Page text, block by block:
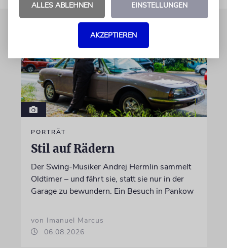
PORTRÄT
Stil auf Rädern
Der Swing-Musiker Andrej Hermlin sammelt
Oldtimer – und fährt sie, statt sie nur in der
Garage zu bewundern. Ein Besuch in Pankow
von Imanuel Marcus
06.08.2026
ALLES ABLEHNEN EINSTELLUNGEN
AKZEPTIEREN